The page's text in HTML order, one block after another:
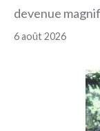
devenue
6 août 2026